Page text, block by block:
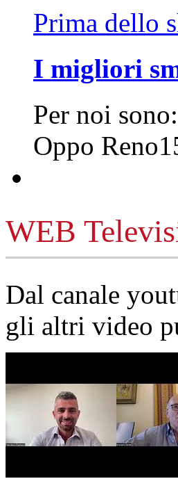
Prima dello
I migliori
Per noi
Oppo
WEB
Dal canale
gli altri video